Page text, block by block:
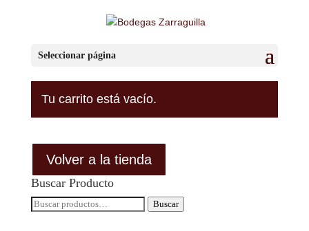
Seleccionar página
Carrito
Tu carrito está vacío.
Volver a la tienda
Buscar Producto
Buscar
Buscar